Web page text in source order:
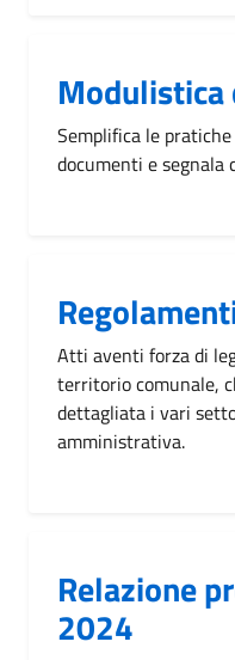
Modulistica
Semplifica le
documenti e segnala
Atti aventi forza di
territorio comunale,
dettagliata i vari
amministrativa.
Relazione
2024